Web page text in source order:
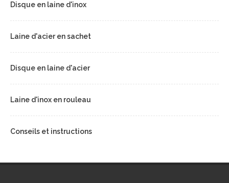
Disque en laine d'inox
Laine d'acier en sachet
Disque en laine d'acier
Laine d'inox en rouleau
Conseils et instructions